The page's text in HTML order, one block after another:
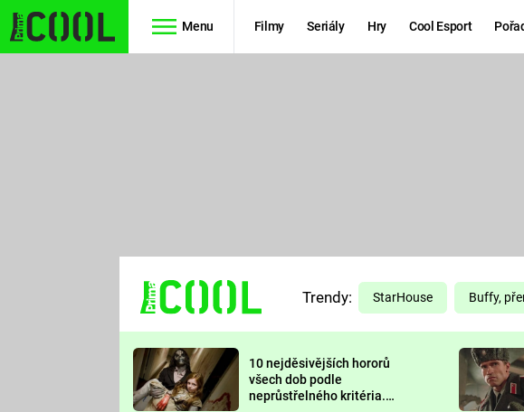
Menu Filmy Seriály Hry Cool Esport
TŘESKU
FUTURAMA
PREDÁTOR
Trendy: StarHouse Buffy,
10 nejděsivějších hororů
všech dob podle
neprůstřelného kritéria.